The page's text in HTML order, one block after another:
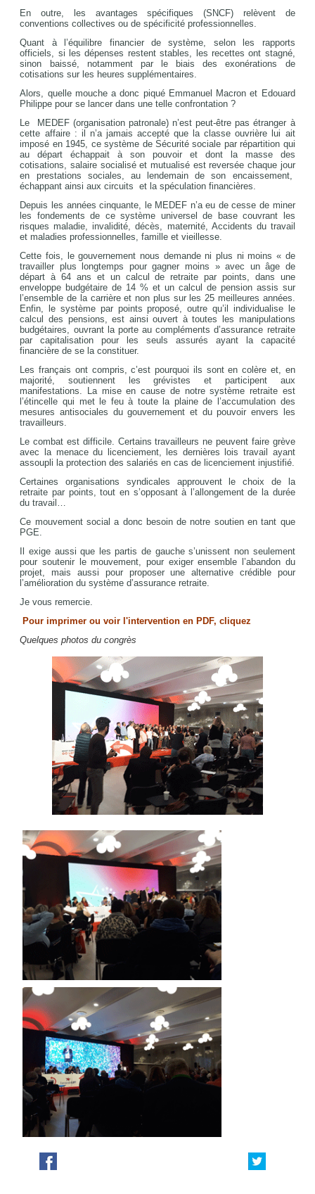
En outre, les avantages spécifiques (SNCF) relèvent de
conventions collectives ou de spécificité professionnelles.
Quant à l’équilibre financier de système, selon les rapports
officiels, si les dépenses restent stables, les recettes ont stagné,
sinon baissé, notamment par le biais des exonérations de
cotisations sur les heures supplémentaires.
Alors, quelle mouche a donc piqué Emmanuel Macron et Edouard
Philippe pour se lancer dans une telle confrontation ?
Le MEDEF (organisation patronale) n’est peut-être pas étranger à
cette affaire : il n’a jamais accepté que la classe ouvrière lui ait
imposé en 1945, ce système de Sécurité sociale par répartition qui
au départ échappait à son pouvoir et dont la masse des
cotisations, salaire socialisé et mutualisé est reversée chaque jour
en prestations sociales, au lendemain de son encaissement,
échappant ainsi aux circuits et la spéculation financières.
Depuis les années cinquante, le MEDEF n’a eu de cesse de miner
les fondements de ce système universel de base couvrant les
risques maladie, invalidité, décès, maternité, Accidents du travail
et maladies professionnelles, famille et vieillesse.
Cette fois, le gouvernement nous demande ni plus ni moins « de
travailler plus longtemps pour gagner moins » avec un âge de
départ à 64 ans et un calcul de retraite par points, dans une
enveloppe budgétaire de 14 % et un calcul de pension assis sur
l’ensemble de la carrière et non plus sur les 25 meilleures années.
Enfin, le système par points proposé, outre qu’il individualise le
calcul des pensions, est ainsi ouvert à toutes les manipulations
budgétaires, ouvrant la porte au compléments d’assurance retraite
par capitalisation pour les seuls assurés ayant la capacité
financière de se la constituer.
Les français ont compris, c’est pourquoi ils sont en colère et, en
majorité, soutiennent les grévistes et participent aux
manifestations. La mise en cause de notre système retraite est
l’étincelle qui met le feu à toute la plaine de l’accumulation des
mesures antisociales du gouvernement et du pouvoir envers les
travailleurs.
Le combat est difficile. Certains travailleurs ne peuvent faire grève
avec la menace du licenciement, les dernières lois travail ayant
assoupli la protection des salariés en cas de licenciement injustifié.
Certaines organisations syndicales approuvent le choix de la
retraite par points, tout en s’opposant à l’allongement de la durée
du travail…
Ce mouvement social a donc besoin de notre soutien en tant que
PGE.
Il exige aussi que les partis de gauche s’unissent non seulement
pour soutenir le mouvement, pour exiger ensemble l’abandon du
projet, mais aussi pour proposer une alternative crédible pour
l’amélioration du système d’assurance retraite.
Je vous remercie.
Pour imprimer ou voir l'intervention en PDF, cliquez
Quelques photos du congrès